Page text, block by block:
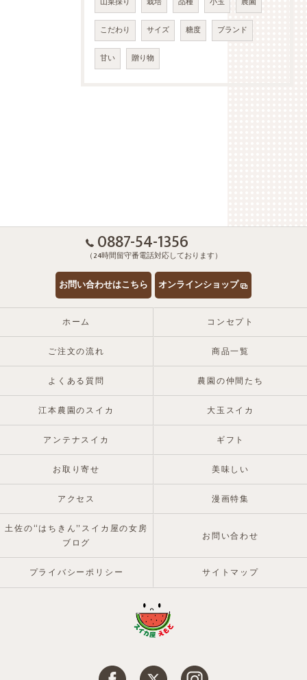
こだわり サイズ 糖度 ブランド
甘い 贈り物
0887-54-1356
（24時間留守番電話対応しております）
お問い合わせはこちら オンラインショップ
ホーム コンセプト
ご注文の流れ 商品一覧
よくある質問 農園の仲間たち
江本農園のスイカ 大玉スイカ
アンテナスイカ ギフト
お取り寄せ 美味しい
アクセス 漫画特集
土佐の“はちきん”スイカ屋の女房
ブログ
お問い合わせ
プライバシーポリシー サイトマップ